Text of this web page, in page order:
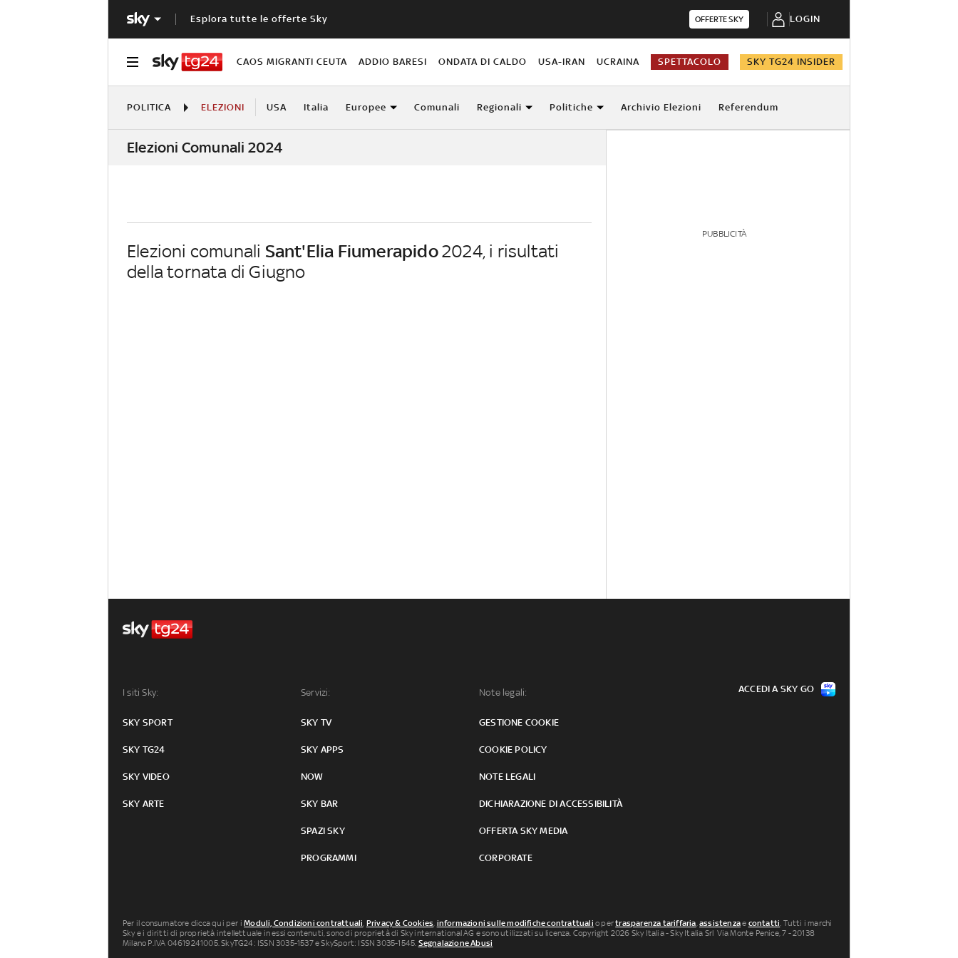
Esplora tutte le offerte Sky OFFERTE SKY LOGIN
CAOS MIGRANTI CEUTA ADDIO BARESI ONDATA DI CALDO USA-IRAN UCRAINA SPETTACOLO SKY TG24 INSIDER
POLITICA ELEZIONI USA Italia Europee Comunali Regionali Politiche Archivio Elezioni Referendum
Elezioni Comunali 2024
Elezioni comunali Sant'Elia Fiumerapido2024, i risultati
della tornata di Giugno
PUBBLICITÀ
I siti Sky:
SKY SPORT
SKY TG24
SKY VIDEO
SKY ARTE
Servizi:
SKY TV
SKY APPS
NOW
SKY BAR
SPAZI SKY
PROGRAMMI
Note legali:
GESTIONE COOKIE
COOKIE POLICY
NOTE LEGALI
DICHIARAZIONE DI ACCESSIBILITÀ
OFFERTA SKY MEDIA
CORPORATE
ACCEDI A SKY GO
Per il consumatore clicca qui per iModuli, Condizioni contrattuali, Privacy & Cookies, informazioni sulle modifiche contrattuali o pertrasparenza tariffaria,assistenzae contatti. Tutti i marchi
Sky e i diritti di proprietà intellettuale in essi contenuti, sono di proprietà di Sky international AG e sono utilizzati su licenza. Copyright 2026 Sky Italia - Sky Italia Srl Via Monte Penice, 7 - 20138
Milano P.IVA 04619241005. SkyTG24: ISSN 3035-1537 e SkySport: ISSN 3035-1545. Segnalazione Abusi